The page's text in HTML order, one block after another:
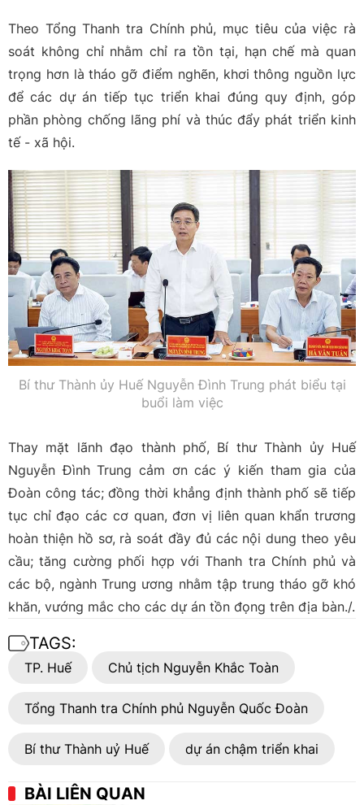
Theo Tổng Thanh tra Chính phủ, mục tiêu của việc rà
soát không chỉ nhằm chỉ ra tồn tại, hạn chế mà quan
trọng hơn là tháo gỡ điểm nghẽn, khơi thông nguồn lực
để các dự án tiếp tục triển khai đúng quy định, góp
phần phòng chống lãng phí và thúc đẩy phát triển kinh
tế - xã hội.
Bí thư Thành ủy Huế Nguyễn Đình Trung phát biểu tại
buổi làm việc
Thay mặt lãnh đạo thành phố, Bí thư Thành ủy Huế
Nguyễn Đình Trung cảm ơn các ý kiến tham gia của
Đoàn công tác; đồng thời khẳng định thành phố sẽ tiếp
tục chỉ đạo các cơ quan, đơn vị liên quan khẩn trương
hoàn thiện hồ sơ, rà soát đầy đủ các nội dung theo yêu
cầu; tăng cường phối hợp với Thanh tra Chính phủ và
các bộ, ngành Trung ương nhằm tập trung tháo gỡ khó
khăn, vướng mắc cho các dự án tồn đọng trên địa bàn./.
TAGS:
TP. Huế Chủ tịch Nguyễn Khắc Toàn
Tổng Thanh tra Chính phủ Nguyễn Quốc Đoàn
Bí thư Thành uỷ Huế dự án chậm triển khai
BÀI LIÊN QUAN